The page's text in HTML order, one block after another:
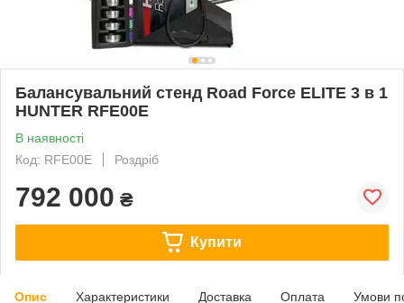
Балансувальний стенд Road Force ELITE 3 в 1
HUNTER RFE00E
В наявності
Код: RFE00E
Роздріб
792 000 ₴
Купити
Опис Характеристики Доставка Оплата Умови